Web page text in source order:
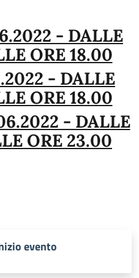
- DALLE
ORE 18.00
- DALLE
ORE 18.00
- DALLE
ORE 23.00
evento